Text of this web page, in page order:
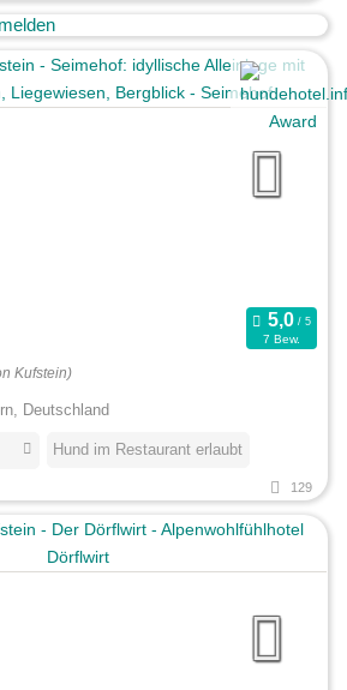
7 Bew.
Kufstein)
Deutschland
Hund im Restaurant erlaubt
129